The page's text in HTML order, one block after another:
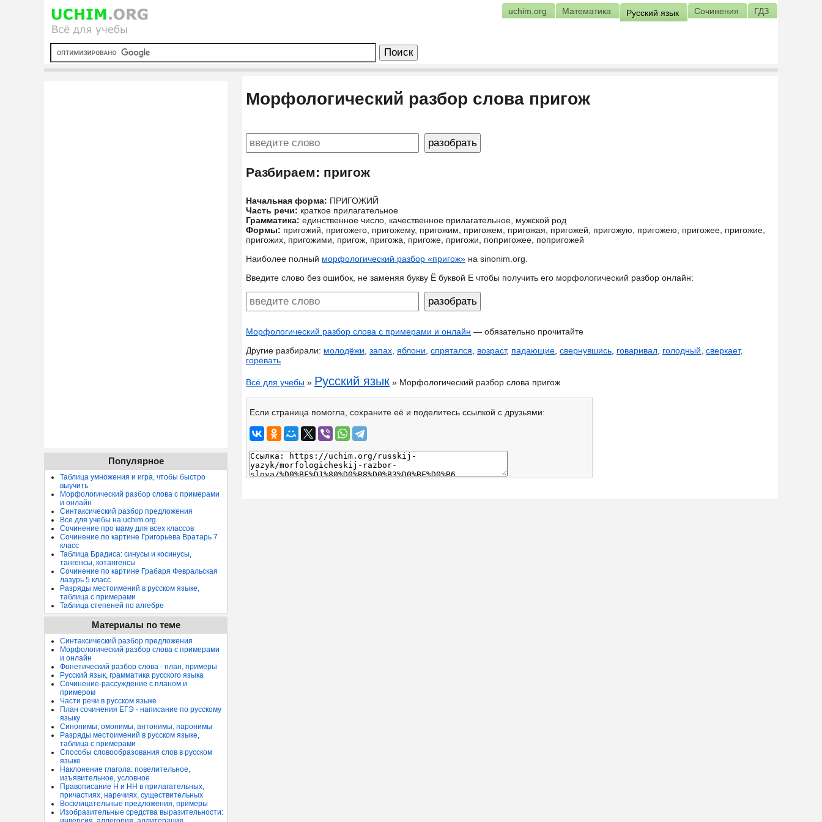
uchim.org Математика Русский язык Сочинения ГДЗ
Морфологический разбор слова пригож
Разбираем: пригож
Начальная форма: ПРИГОЖИЙ
Часть речи: краткое прилагательное
Грамматика: единственное число, качественное прилагательное, мужской род
Формы: пригожий, пригожего, пригожему, пригожим, пригожем, пригожая, пригожей, пригожую, пригожею, пригожее, пригожие,
пригожих, пригожими, пригож, пригожа, пригоже, пригожи, попригожее, попригожей
Наиболее полный морфологический разбор «пригож» на sinonim.org.
Введите слово без ошибок, не заменяя букву Ё буквой Е чтобы получить его морфологический разбор онлайн:
Морфологический разбор слова с примерами и онлайн — обязательно прочитайте
Другие разбирали: молодёжи запах яблони спрятался возраст, падающие свернувшись говаривал голодный сверкает,
горевать
Всё для учебы » Русский язык » Морфологический разбор слова пригож
Если страница помогла, сохраните её и поделитесь ссылкой с друзьями:
Популярное
Таблица умножения и игра, чтобы быстро
выучить
Морфологический разбор слова с примерами
и онлайн
Синтаксический разбор предложения
Все для учебы на uchim.org
Сочинение про маму для всех классов
Сочинение по картине Григорьева Вратарь 7
класс
Таблица Брадиса: синусы и косинусы,
тангенсы, котангенсы
Сочинение по картине Грабаря Февральская
лазурь 5 класс
Разряды местоимений в русском языке,
таблица с примерами
Таблица степеней по алгебре
Материалы по теме
Синтаксический разбор предложения
Морфологический разбор слова с примерами
и онлайн
Фонетический разбор слова - план, примеры
Русский язык, грамматика русского языка
Сочинение-рассуждение с планом и
примером
Части речи в русском языке
План сочинения ЕГЭ - написание по русскому
языку
Синонимы, омонимы, антонимы, паронимы
Разряды местоимений в русском языке,
таблица с примерами
Способы словообразования слов в русском
языке
Наклонение глагола: повелительное,
изъявительное, условное
Правописание Н и НН в прилагательных,
причастиях, наречиях, существительных
Восклицательные предложения, примеры
Изобразительные средства выразительности: